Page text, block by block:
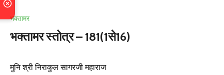
भक्तामर
भक्तामर स्तोत्र – 181(1से16)
मुनि श्री निराकुल सागरजी महाराज